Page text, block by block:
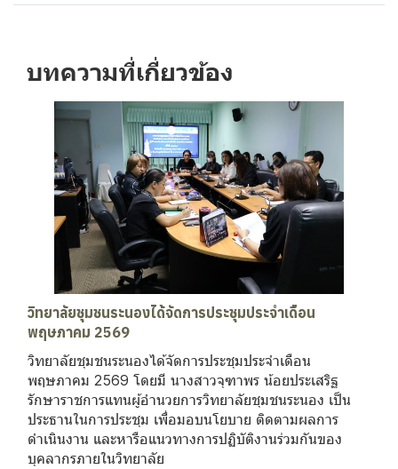
บทความที่เกี่ยวข้อง
วิทยาลัยชุมชนระนองได้จัดการประชุมประจำเดือน
พฤษภาคม 2569
วิทยาลัยชุมชนระนองได้จัดการประชุมประจำเดือน
พฤษภาคม 2569 โดยมี นางสาวจุฑาพร น้อยประเสริฐ
รักษาราชการแทนผู้อำนวยการวิทยาลัยชุมชนระนอง เป็น
ประธานในการประชุม เพื่อมอบนโยบาย ติดตามผลการ
ดำเนินงาน และหารือแนวทางการปฏิบัติงานร่วมกันของ
บุคลากรภายในวิทยาลัย